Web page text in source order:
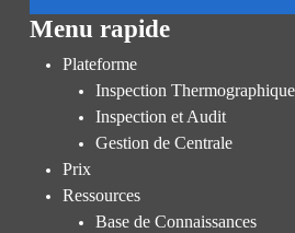
Menu rapide
Plateforme
Inspection Thermographique
Inspection et Audit
Gestion de Centrale
Prix
Ressources
Base de Connaissances